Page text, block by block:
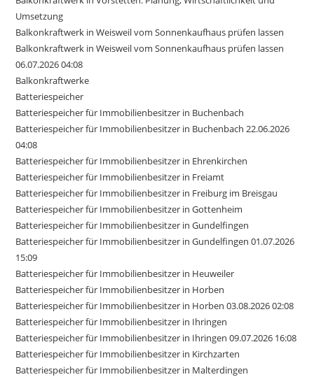
Umsetzung
Balkonkraftwerk in Weisweil vom Sonnenkaufhaus prüfen lassen
Balkonkraftwerk in Weisweil vom Sonnenkaufhaus prüfen lassen
06.07.2026 04:08
Balkonkraftwerke
Batteriespeicher
Batteriespeicher für Immobilienbesitzer in Buchenbach
Batteriespeicher für Immobilienbesitzer in Buchenbach 22.06.2026
04:08
Batteriespeicher für Immobilienbesitzer in Ehrenkirchen
Batteriespeicher für Immobilienbesitzer in Freiamt
Batteriespeicher für Immobilienbesitzer in Freiburg im Breisgau
Batteriespeicher für Immobilienbesitzer in Gottenheim
Batteriespeicher für Immobilienbesitzer in Gundelfingen
Batteriespeicher für Immobilienbesitzer in Gundelfingen 01.07.2026
15:09
Batteriespeicher für Immobilienbesitzer in Heuweiler
Batteriespeicher für Immobilienbesitzer in Horben
Batteriespeicher für Immobilienbesitzer in Horben 03.08.2026 02:08
Batteriespeicher für Immobilienbesitzer in Ihringen
Batteriespeicher für Immobilienbesitzer in Ihringen 09.07.2026 16:08
Batteriespeicher für Immobilienbesitzer in Kirchzarten
Batteriespeicher für Immobilienbesitzer in Malterdingen